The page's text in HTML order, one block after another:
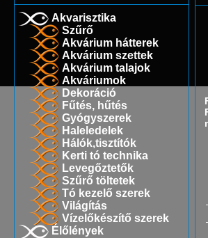
Akvarisztika
Szűrő
Akvárium hátterek
Akvárium szettek
Akvárium talajok
Akváriumok
Dekoráció
Fűtés, hűtés
Gyógyszerek
Haleledelek
Hálók,tisztítók
Kerti tó technika
Levegőztetők
Szűrő töltetek
Tó kezelő szerek
Világítás
Vízelőkészítő szerek
Élőlények